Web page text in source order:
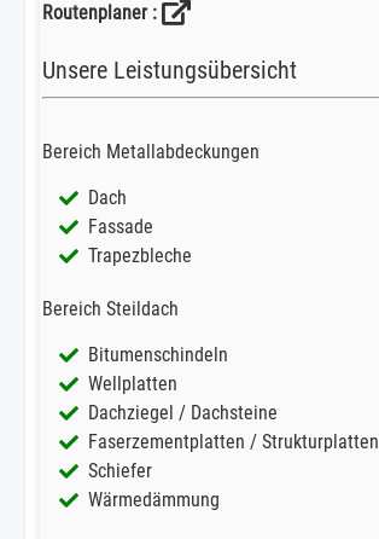
Routenplaner :
Unsere Leistungsübersicht
Bereich Metallabdeckungen
Dach
Fassade
Trapezbleche
Bereich Steildach
Bitumenschindeln
Wellplatten
Dachziegel / Dachsteine
Faserzementplatten / Strukturplatten
Schiefer
Wärmedämmung